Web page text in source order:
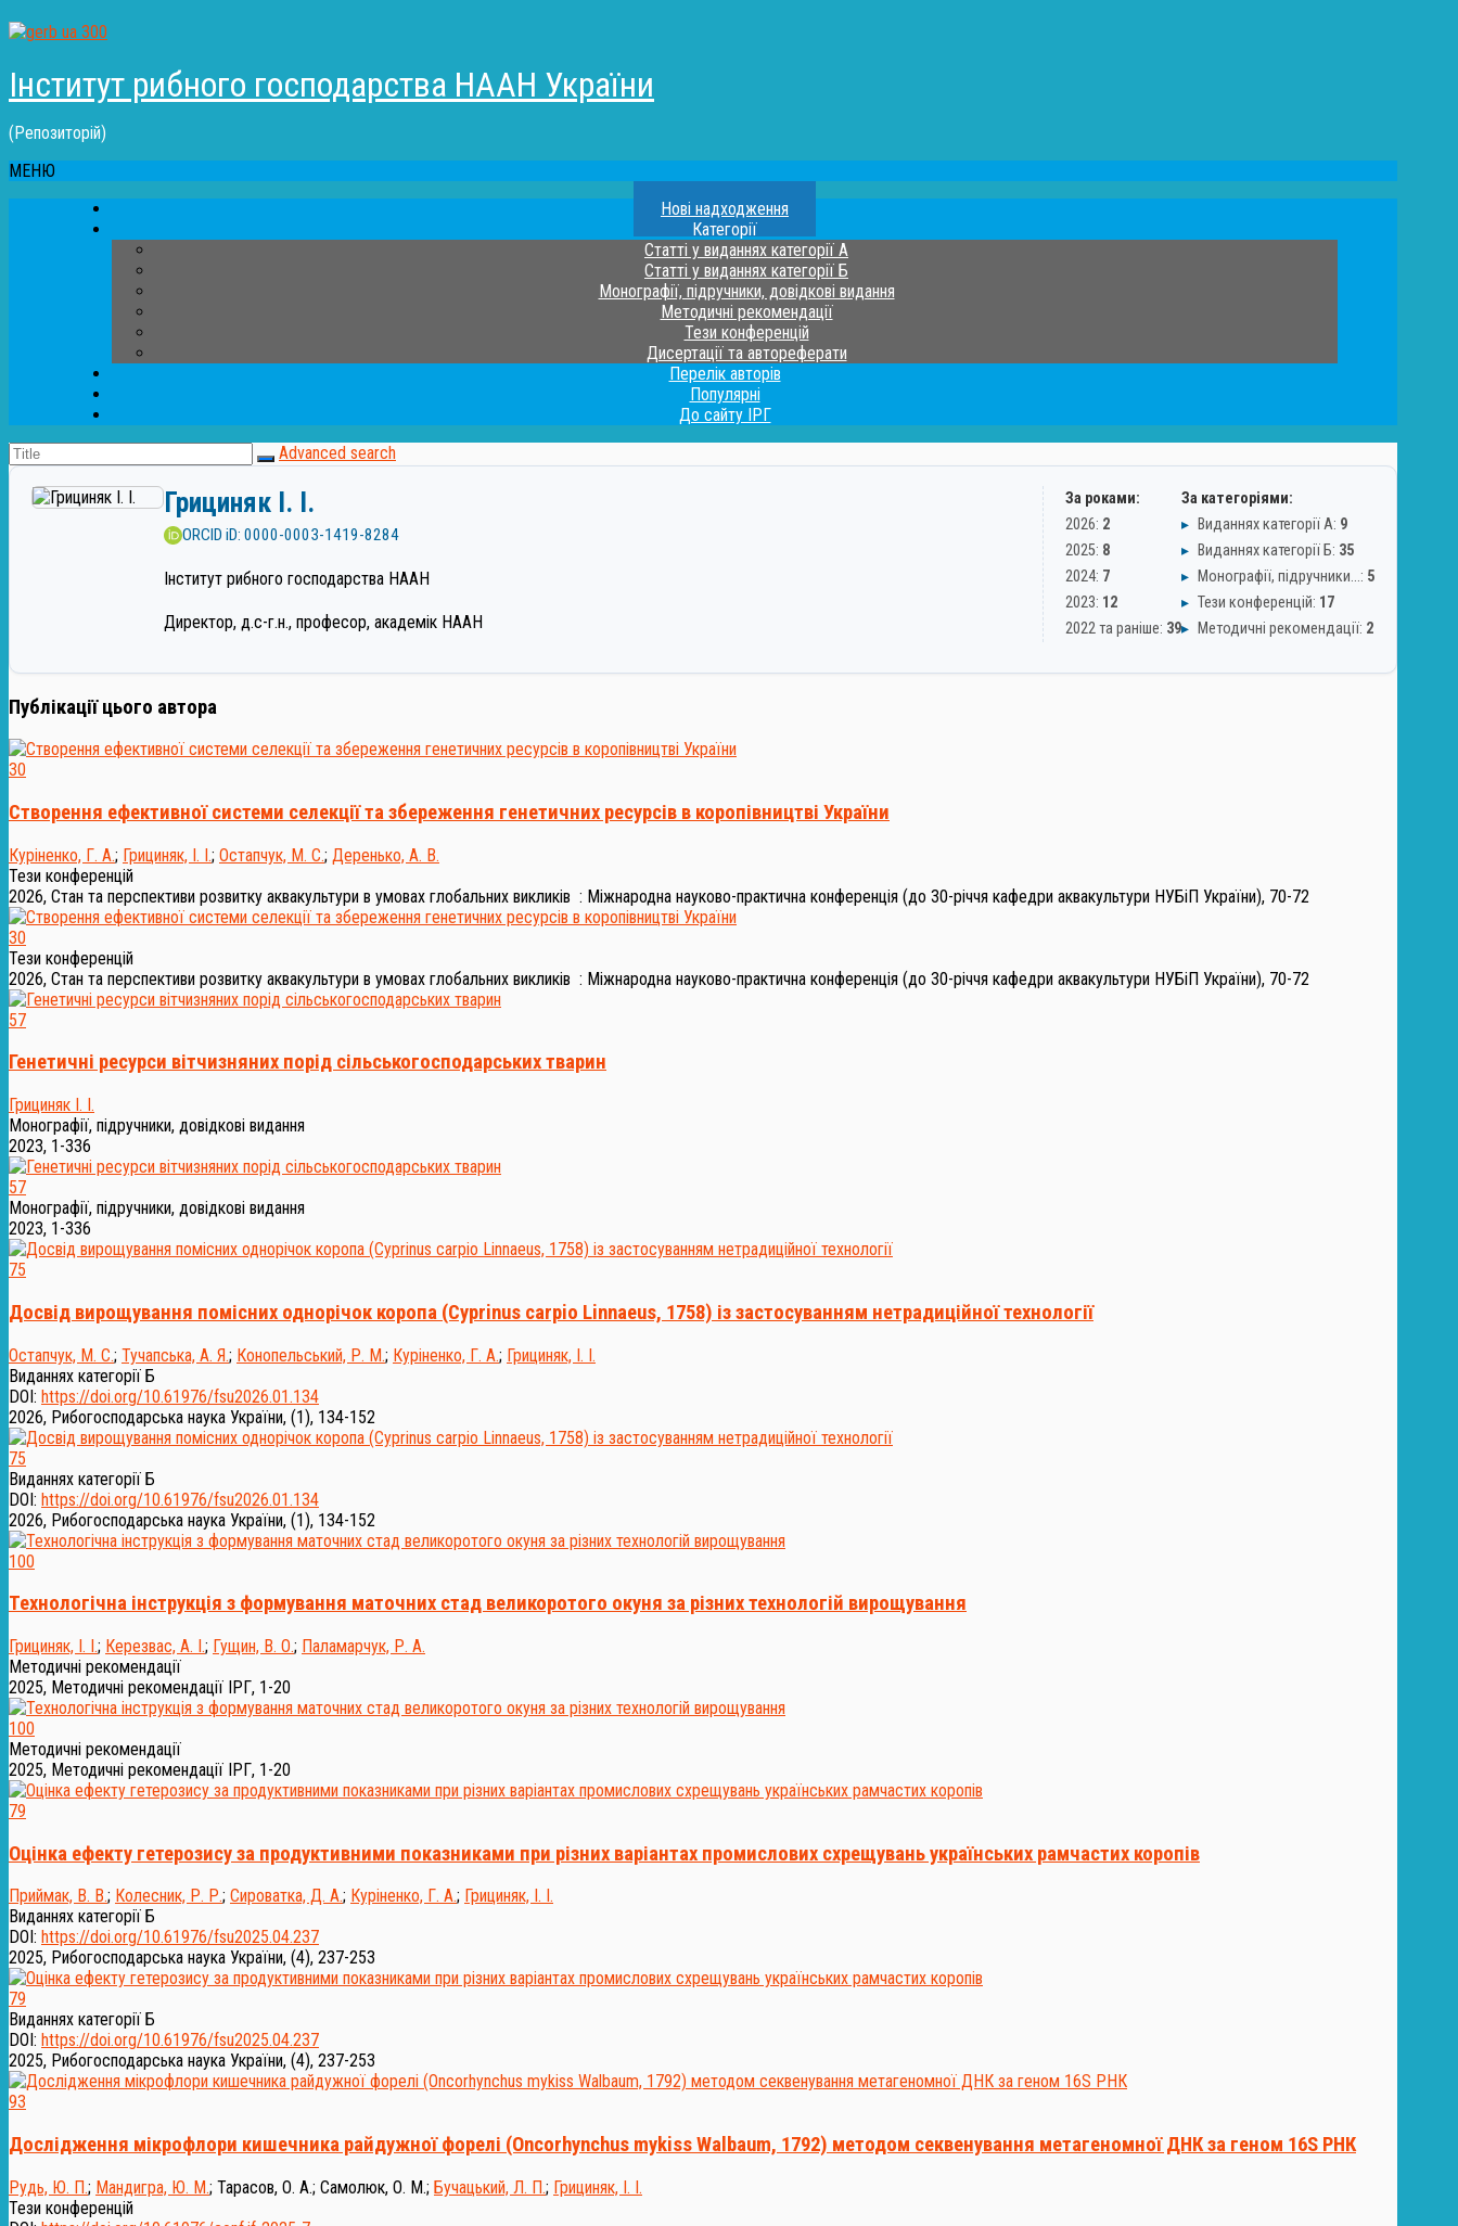
Інститут рибного господарства НААН України
(Репозиторій)
МЕНЮ
Нові надходження
Категорії
Статті у виданнях категорії А
Статті у виданнях категорії Б
Монографії, підручники, довідкові видання
Методичні рекомендації
Тези конференцій
Дисертації та автореферати
Перелік авторів
Популярні
До сайту ІРГ
Advanced search
Грициняк І. І.
ORCID iD: 0000-0003-1419-8284
Інститут рибного господарства НААН
Директор, д.с-г.н., професор, академік НААН
За роками:
2026: 2
2025: 8
2024: 7
2023: 12
2022 та раніше: 39
За категоріями:
▸ Виданнях категорії А: 9
▸ Виданнях категорії Б: 35
▸ Монографії, підручники…: 5
▸ Тези конференцій: 17
▸ Методичні рекомендації: 2
Публікації цього автора
30
Створення ефективної системи селекції та збереження генетичних ресурсів в коропівництві України
Куріненко, Г. А.; Грициняк, І. І.; Остапчук, М. С.; Деренько, А. В.
Тези конференцій
2026, Стан та перспективи розвитку аквакультури в умовах глобальних викликів : Міжнародна науково-практична конференція (до 30-річчя кафедри аквакультури НУБіП України), 70-72
30
Тези конференцій
2026, Стан та перспективи розвитку аквакультури в умовах глобальних викликів : Міжнародна науково-практична конференція (до 30-річчя кафедри аквакультури НУБіП України), 70-72
57
Генетичні ресурси вітчизняних порід сільськогосподарських тварин
Грициняк І. І.
Монографії, підручники, довідкові видання
2023, 1-336
57
Монографії, підручники, довідкові видання
2023, 1-336
75
Досвід вирощування помісних однорічок коропа (Cyprinus carpio Linnaeus, 1758) із застосуванням нетрадиційної технології
Остапчук, М. С.; Тучапська, А. Я.; Конопельський, Р. М.; Куріненко, Г. А.; Грициняк, І. І.
Виданнях категорії Б
DOI: https://doi.org/10.61976/fsu2026.01.134
2026, Рибогосподарська наука України, (1), 134-152
75
Виданнях категорії Б
DOI: https://doi.org/10.61976/fsu2026.01.134
2026, Рибогосподарська наука України, (1), 134-152
100
Технологічна інструкція з формування маточних стад великоротого окуня за різних технологій вирощування
Грициняк, І. І.; Керезвас, А. І.; Гущин, В. О.; Паламарчук, Р. А.
Методичні рекомендації
2025, Методичні рекомендації ІРГ, 1-20
100
Методичні рекомендації
2025, Методичні рекомендації ІРГ, 1-20
79
Оцінка ефекту гетерозису за продуктивними показниками при різних варіантах промислових схрещувань українських рамчастих коропів
Приймак, В. В.; Колесник, Р. Р.; Сироватка, Д. А.; Куріненко, Г. А.; Грициняк, І. І.
Виданнях категорії Б
DOI: https://doi.org/10.61976/fsu2025.04.237
2025, Рибогосподарська наука України, (4), 237-253
79
Виданнях категорії Б
DOI: https://doi.org/10.61976/fsu2025.04.237
2025, Рибогосподарська наука України, (4), 237-253
93
Дослідження мікрофлори кишечника райдужної форелі (Oncorhynchus mykiss Walbaum, 1792) методом секвенування метагеномної ДНК за геном 16S РНК
Рудь, Ю. П.; Мандигра, Ю. М.; Тарасов, О. А.; Самолюк, О. М.; Бучацький, Л. П.; Грициняк, І. I.
Тези конференцій